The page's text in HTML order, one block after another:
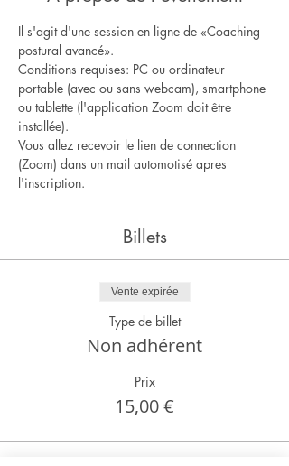
Il s'agit d'une session en ligne de «Coaching
postural avancé».
Conditions requises: PC ou ordinateur
portable (avec ou sans webcam), smartphone
ou tablette (l'application Zoom doit être
installée).
Vous allez recevoir le lien de connection
(Zoom) dans un mail automotisé apres
l'inscription.
Billets
Vente expirée
Type de billet
Non adhérent
Prix
15,00 €